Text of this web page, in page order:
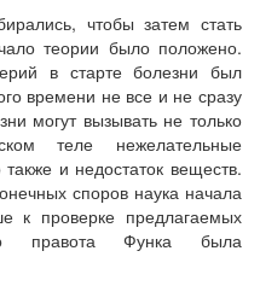
чтобы затем стать
теории было положено.
в старте болезни был
времени не все и не сразу
могут вызывать не только
теле нежелательные
и недостаток веществ.
споров наука начала
к проверке предлагаемых
правота Функа была